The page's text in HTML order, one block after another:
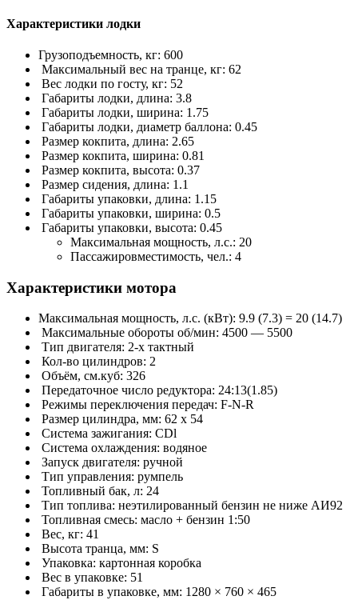
Характеристики лодки
Грузоподъемность, кг: 600
Максимальный вес на транце, кг: 62
Вес лодки по госту, кг: 52
Габариты лодки, длина: 3.8
Габариты лодки, ширина: 1.75
Габариты лодки, диаметр баллона: 0.45
Размер кокпита, длина: 2.65
Размер кокпита, ширина: 0.81
Размер кокпита, высота: 0.37
Размер сидения, длина: 1.1
Габариты упаковки, длина: 1.15
Габариты упаковки, ширина: 0.5
Габариты упаковки, высота: 0.45
Максимальная мощность, л.с.: 20
Пассажировместимость, чел.: 4
Характеристики мотора
Максимальная мощность, л.с. (кВт): 9.9 (7.3) = 20 (14.7)
Максимальные обороты об/мин: 4500 — 5500
Тип двигателя: 2-х тактный
Кол-во цилиндров: 2
Объём, см.куб: 326
Передаточное число редуктора: 24:13(1.85)
Режимы переключения передач: F-N-R
Размер цилиндра, мм: 62 x 54
Система зажигания: CDl
Система охлаждения: водяное
Запуск двигателя: ручной
Тип управления: румпель
Топливный бак, л: 24
Тип топлива: неэтилированный бензин не ниже АИ92
Топливная смесь: масло + бензин 1:50
Вес, кг: 41
Высота транца, мм: S
Упаковка: картонная коробка
Вес в упаковке: 51
Габариты в упаковке, мм: 1280 × 760 × 465